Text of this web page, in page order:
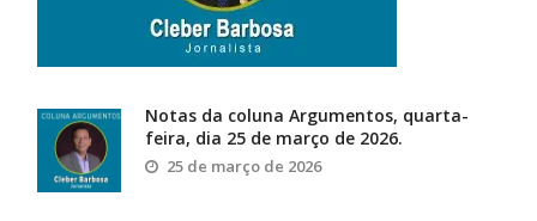
Notas da coluna Argumentos, quarta-
feira, dia 25 de março de 2026.
25 de março de 2026